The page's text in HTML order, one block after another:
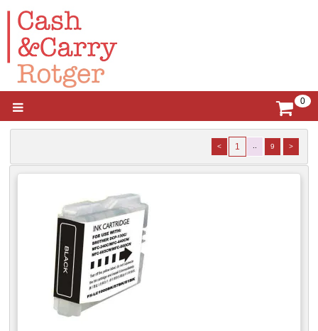
0
< 1 9 >